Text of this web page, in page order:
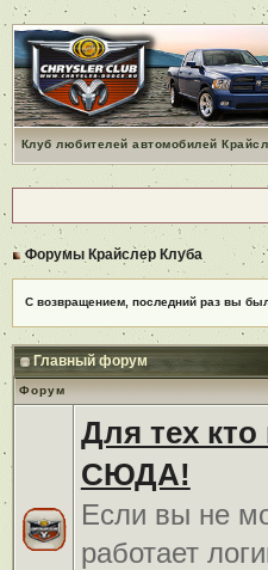
Клуб любителей автомобилей
Форумы Крайслер Клуба
С возвращением, последний раз вы
Главный форум
Форум
Для тех
СЮДА!
Если вы не
работает